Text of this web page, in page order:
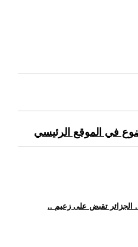
في الموقع الرئيسي
الجزائر تقبض على زعيم